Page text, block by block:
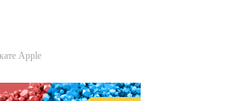
Apple